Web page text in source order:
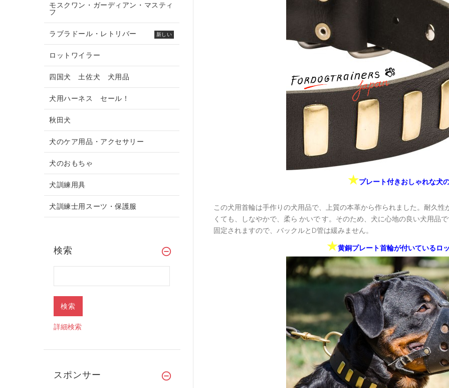
★プレート付きおしゃれな犬
この犬用首輪は手作りの犬用品で、上質の本革から作られました。耐久
くても、しなやかで、柔ら かいで す。そのため、犬に心地の良い犬用品
固定されますので、バックルとD管は緩みません。
★黄銅プレート首輪が付いているロ
モスクワン・ガーディアン・マスティ
フ
ラブラドール・レトリバー 新しい
ロットワイラー
四国犬 土佐犬 犬用品
犬用ハーネス セール！
秋田犬
犬のケア用品・アクセサリー
犬のおもちゃ
犬訓練用具
犬訓練士用スーツ・保護服
検索
詳細検索
スポンサー